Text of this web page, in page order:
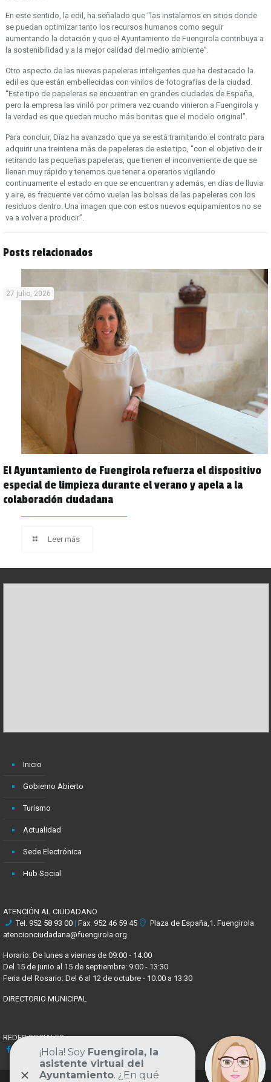
En este sentido, la edil, ha señalado que “las instalamos en sitios donde
se puedan optimizar tanto los recursos humanos como seguir
aumentando la dotación y que el Ayuntamiento de Fuengirola contribuya a
la sostenibilidad y a la mejor calidad del medio ambiente”.
Otro aspecto de las nuevas papeleras inteligentes que ha destacado la
edil es que están embellecidas con vinilos de fotografías de la ciudad.
“Este tipo de papeleras se encuentran en grandes ciudades de España,
pero la empresa las viniló por primera vez cuando vinieron a Fuengirola y
la verdad es que quedan mucho más bonitas que el modelo original”.
Para concluir, Díaz ha avanzado que ya se está tramitando el contrato para
adquirir una treintena más de papeleras de este tipo, “con el objetivo de ir
retirando las pequeñas papeleras, que tienen el inconveniente de que se
llenan muy rápido y tenemos que tener a operarios vigilando
continuamente el estado en que se encuentran y además, en días de lluvia
y aire, es frecuente ver cómo vuelan las bolsas de las papeleras con los
residuos dentro. Una imagen que con estos nuevos equipamientos no se
va a volver a producir”.
Posts relacionados
27 julio, 2026
El Ayuntamiento de Fuengirola refuerza el dispositivo
especial de limpieza durante el verano y apela a la
colaboración ciudadana
Leer más
Inicio
Gobierno Abierto
Turismo
Actualidad
Sede Electrónica
Hub Social
ATENCIÓN AL CIUDADANO
Tel. 952 58 93 00 | Fax. 952 46 59 45
Plaza de España,1. Fuengirola
atencionciudadana@fuengirola.org
Horario: De lunes a viernes de 09:00 - 14:00
Del 15 de junio al 15 de septiembre: 9:00 - 13:30
Feria del Rosario: Del 6 al 12 de octubre - 10:00 a 13:30
DIRECTORIO MUNICIPAL
REDES SOCIALES
FacebookYoutubeInstagram